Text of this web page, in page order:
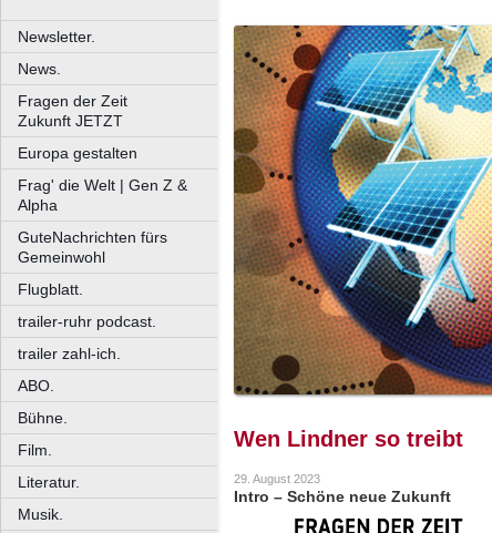
Newsletter.
News.
Fragen der Zeit
Zukunft JETZT
Europa gestalten
Frag' die Welt | Gen Z &
Alpha
GuteNachrichten fürs
Gemeinwohl
Flugblatt.
trailer-ruhr podcast.
trailer zahl-ich.
ABO.
Bühne.
Film.
Literatur.
Musik.
Wen Lindner so treibt
29. August 2023
Intro – Schöne neue Zukunft